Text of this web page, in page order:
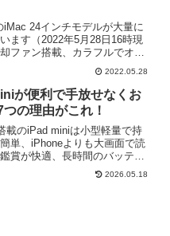
iMac 24インチモデルが大量に
ます（2022年5月28日16時現
ファン搭載、カラフルでオー
ンの iMac は自宅でゆっくりデ
かって作業するには最適な Mac
Apple認定整備済製品ならば更
入可能です。
2022.05.28
が便利で手放せなくお
の理由がこれ！
載のiPad miniは小型軽量で持
単、iPhoneよりも大画面で読
賞が快適、長時間のバッテリ
等様々な魅力が！iPad miniヘビ
ーがその魅力や特徴について詳
2026.05.18